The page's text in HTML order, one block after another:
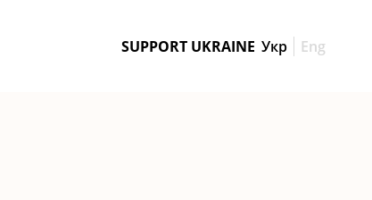
SUPPORT UKRAINE Укр Eng